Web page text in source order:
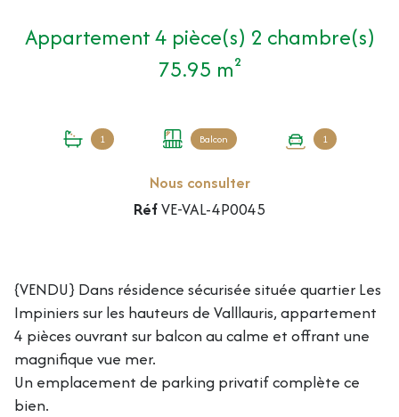
Appartement 4 pièce(s) 2 chambre(s)
75.95 m²
1 Balcon 1
Nous consulter
RéfVE-VAL-4P0045
{VENDU} Dans résidence sécurisée située quartier Les
Impiniers sur les hauteurs de Valllauris, appartement
4 pièces ouvrant sur balcon au calme et offrant une
magnifique vue mer.
Un emplacement de parking privatif complète ce
bien.